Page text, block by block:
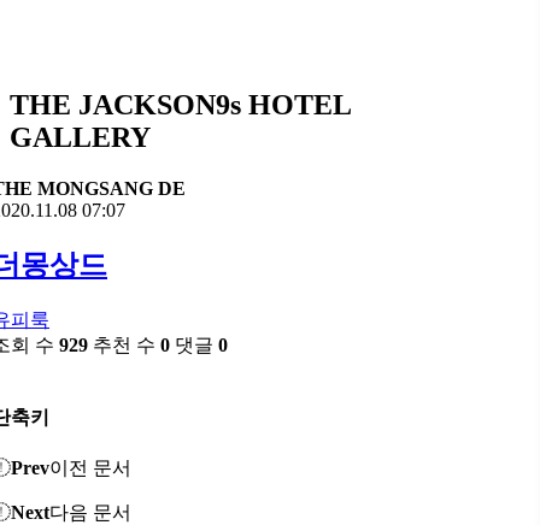
THE JACKSON9s HOTEL
GALLERY
MONGSANG DE
07:07
몽상드
피룩
회 수 929 추천 수 0 댓글 0
축키
Prev이전 문서
Next다음 문서